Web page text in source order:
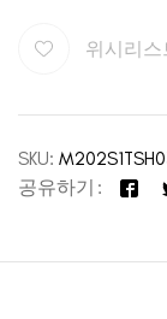
위시리
SKU:
공유하기